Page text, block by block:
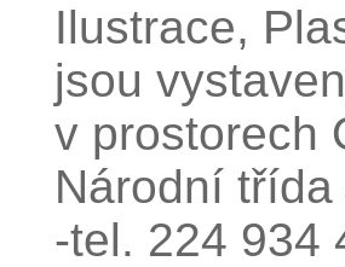
Ilustrace,
jsou
v prostorech
Národní
-tel. 224 934